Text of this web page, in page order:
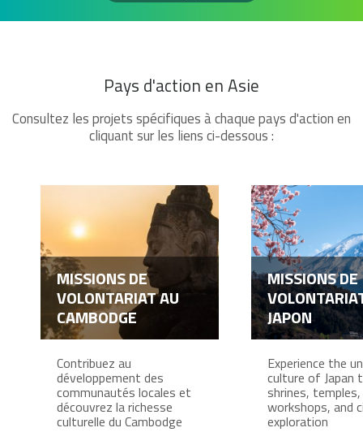
Pays d'action en Asie
Consultez les projets spécifiques à chaque pays d'action en
cliquant sur les liens ci-dessous :
MISSIONS DE
VOLONTARIAT AU
CAMBODGE
Contribuez au
développement des
communautés locales et
découvrez la richesse
culturelle du Cambodge
MISSIONS DE
JAPON
Experience the
culture of Japan
shrines, temples,
workshops, and
exploration